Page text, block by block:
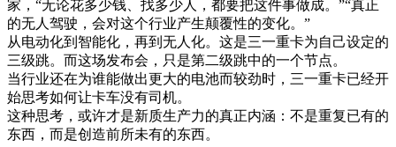
家，“无论花多少钱、找多少人，都要把这件事做成。”“真正
的无人驾驶，会对这个行业产生颠覆性的变化。”
从电动化到智能化，再到无人化。这是三一重卡为自己设定的
三级跳。而这场发布会，只是第二级跳中的一个节点。
当行业还在为谁能做出更大的电池而较劲时，三一重卡已经开
始思考如何让卡车没有司机。
这种思考，或许才是新质生产力的真正内涵：不是重复已有的
东西，而是创造前所未有的东西。